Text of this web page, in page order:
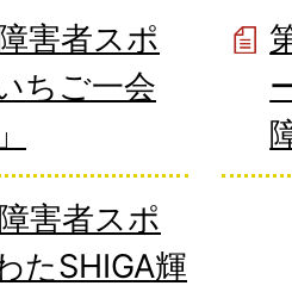
害者スポ
ちご一会
害者スポ
たSHIGA輝